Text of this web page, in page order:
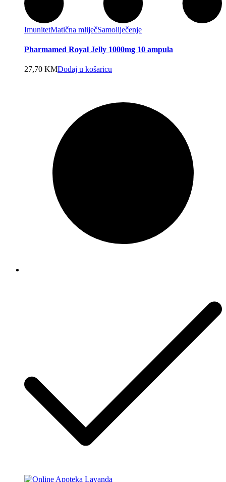
ImunitetMatična mliječSamoliječenje
Pharmamed Royal Jelly 1000mg 10 ampula
27,70 KMDodaj u košaricu